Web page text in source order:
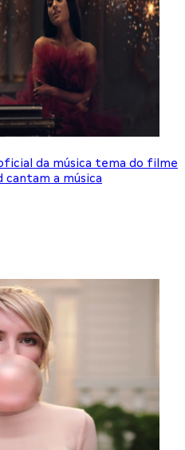
da música tema do filme
cantam a música